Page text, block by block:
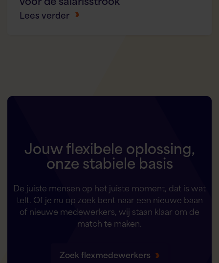
Lees verder
Jouw flexibele oplossing,
onze stabiele basis
De juiste mensen op het juiste moment, dat is wat
telt. Of je nu op zoek bent naar een nieuwe baan
of nieuwe medewerkers, wij staan klaar om de
match te maken.
Zoek flexmedewerkers